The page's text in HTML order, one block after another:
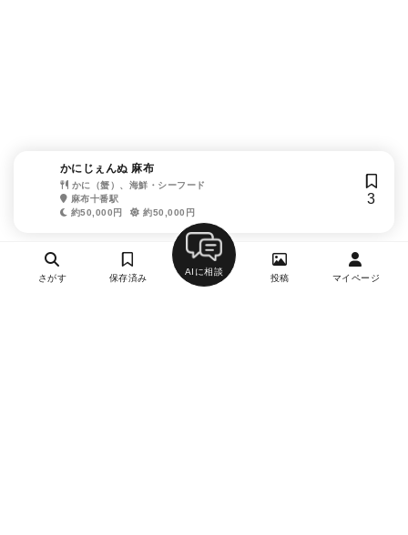
かにじぇんぬ 麻布
かに（蟹）、海鮮・シーフード
麻布十番駅
約50,000円
約50,000円
3
さがす 保存済み
AIに相談
投稿 マイページ